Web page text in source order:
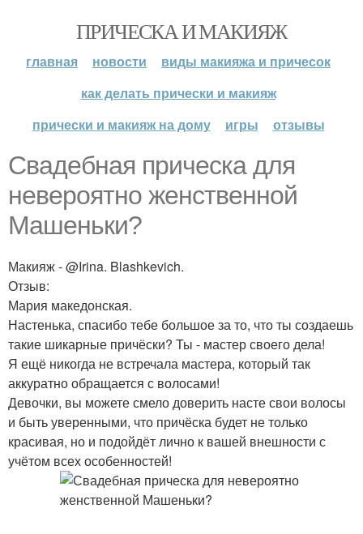
ПРИЧЕСКА И МАКИЯЖ
главная новости
виды макияжа и причесок
как делать прически и макияж
прически и макияж на дому
игры отзывы
Свадебная прическа для
невероятно женственной
Машеньки?
Макияж - @Irina. Blashkevich.
Отзыв:
Мария македонская.
Настенька, спасибо тебе большое за то, что ты создаешь
такие шикарные причёски? Ты - мастер своего дела!
Я ещё никогда не встречала мастера, который так
аккуратно обращается с волосами!
Девочки, вы можете смело доверить насте свои волосы
и быть уверенными, что причёска будет не только
красивая, но и подойдёт лично к вашей внешности с
учётом всех особенностей!